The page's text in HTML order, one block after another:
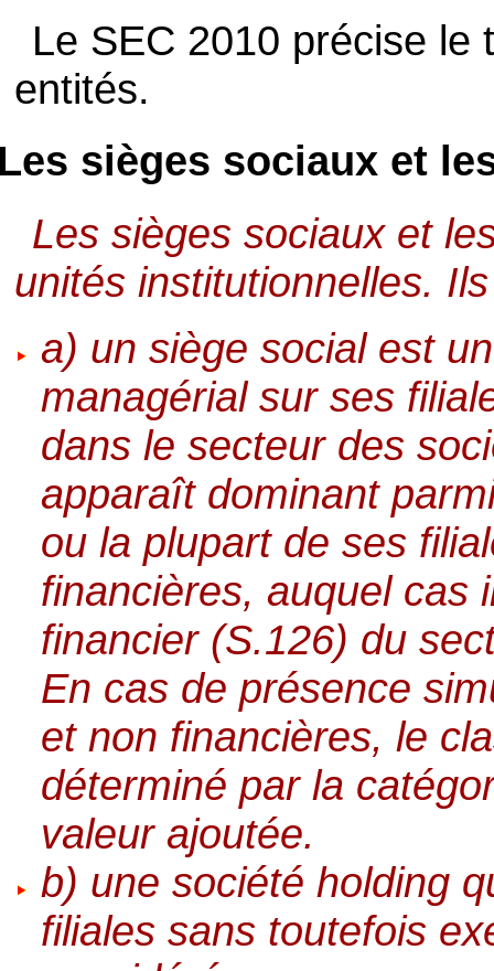
Le SEC 2010 précise le
entités.
sièges sociaux et
Les sièges sociaux et
unités institutionnelles.
a) un siège social est
managérial sur ses
dans le secteur des
apparaît dominant
ou la plupart de ses
financières, auquel cas
financier (S.126) du
En cas de présence
et non financières, le
déterminé par la
valeur ajoutée.
b) une société holding
filiales sans toutefois